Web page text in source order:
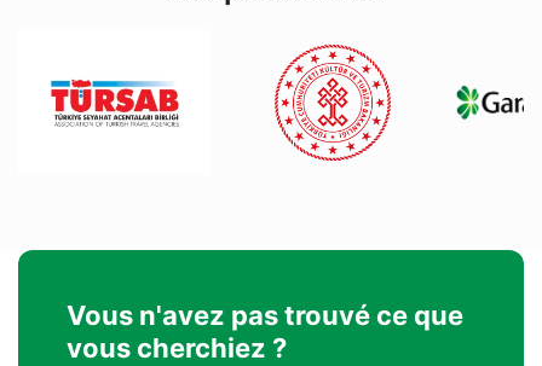
Vous n'avez pas trouvé ce que
vous cherchiez ?